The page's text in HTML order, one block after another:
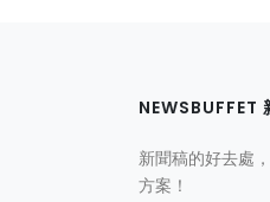
NEWSBUFFET
新聞稿的好去處
方案！